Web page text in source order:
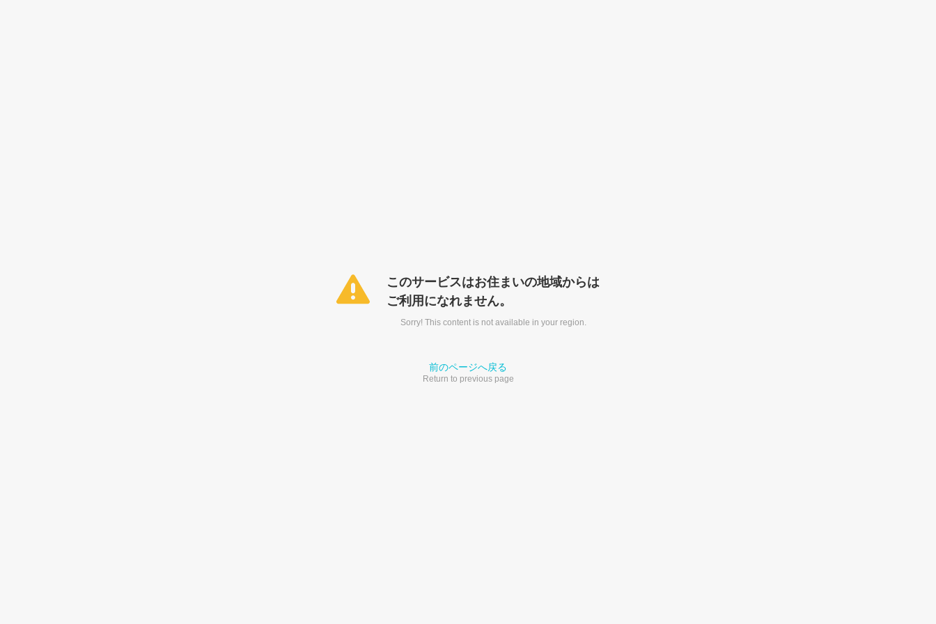
このサービスはお住まいの地域からは
ご利用になれません。
Sorry! This content is not available in your region.
前のページへ戻る
Return to previous page